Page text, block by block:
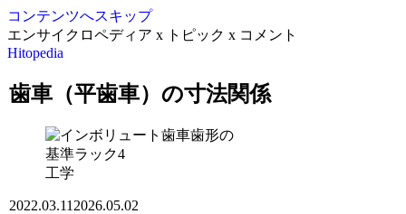
コンテンツへスキップ
エンサイクロペディア x トピック x コメント
Hitopedia
歯車（平歯車）の寸法関係
工学
2022.03.11 2026.05.02